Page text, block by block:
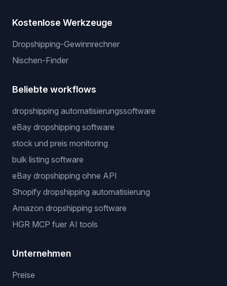
Kostenlose Werkzeuge
Dropshipping-Gewinnrechner
Nischen-Finder
Beliebte workflows
dropshipping automatisierungssoftware
eBay dropshipping software
stock und preis monitoring
bulk listing software
eBay dropshipping ohne API
Shopify dropshipping automatisierung
Amazon dropshipping software
HGR MCP fuer AI tools
Unternehmen
Preise